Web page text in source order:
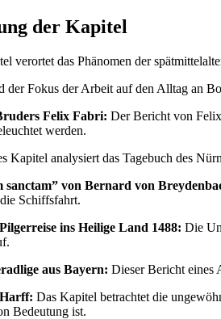
der Kapitel
verortet das Phänomen der
der Fokus der Arbeit auf den Alltag an
Felix Fabri: Der Bericht von
werden.
Kapitel analysiert das Tagebuch des
von Bernard von
Schiffsfahrt.
ins Heilige Land 1488: Die
aus Bayern: Dieser Bericht eines
Das Kapitel betrachtet die
Bedeutung ist.